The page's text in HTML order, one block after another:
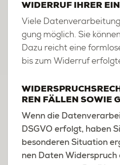
WI­DER­RUF IHRER
Viele
gung mög­lich. Sie
Dazu reicht eine
bis zum Wi­der­ruf
REN FÄL­LEN SOWIE
Wenn die
DSGVO er­folgt, haben
be­son­de­ren Si­tua­ti­on
nen Daten